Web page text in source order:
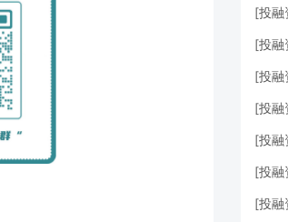
[投融
[投融
[投融
[投融
[投融
[投融
[投融